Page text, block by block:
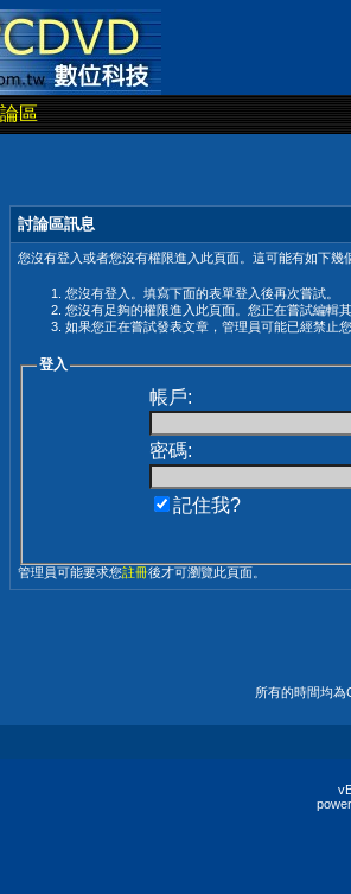
區
討論區訊息
您沒有登入或者您沒有權限進入此頁面。這可能有如下幾
您沒有登入。填寫下面的表單登入後再次嘗試。
您沒有足夠的權限進入此頁面。您正在嘗試編輯
如果您正在嘗試發表文章，管理員可能已經禁止
登入
帳戶:
密碼:
記住我?
管理員可能要求您註冊後才可瀏覽此頁面。
所有的時間均為